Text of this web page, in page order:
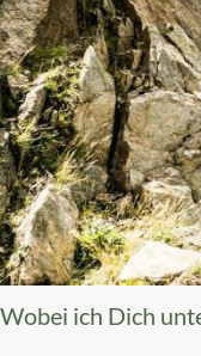
Wobei ich Dich